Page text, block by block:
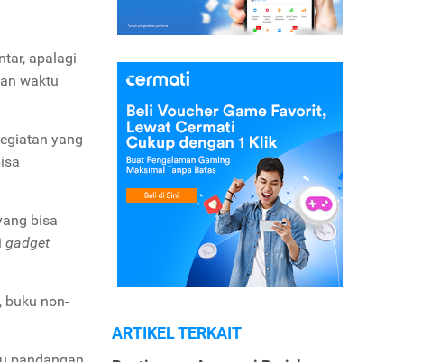
apalagi
waktu
yang
bisa
gadget
buku non-
ARTIKEL TERKAIT